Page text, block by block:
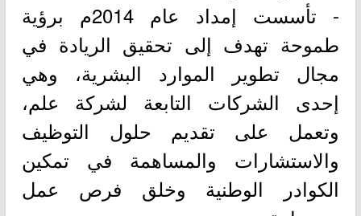
- تأسست إمداد عام 2014م برؤية
طموحة تهدف إلى تحقيق الريادة في
مجال تطوير الموارد البشرية، وهي
إحدى الشركات التابعة لشركة علم،
وتعمل على تقديم حلول التوظيف
والاستشارات والمساهمة في تمكين
الكوادر الوطنية وخلق فرص عمل